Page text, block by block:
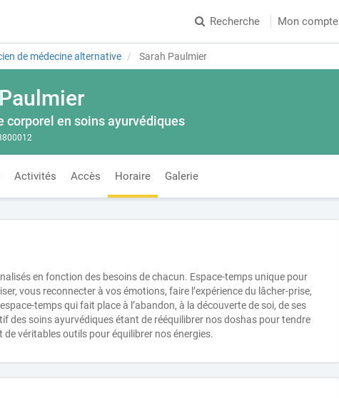
Recherche Mon compte
de médecine alternative Sarah Paulmier
corporel en soins ayurvédiques
Activités Accès Horaire Galerie
en fonction des besoins de chacun. Espace-temps unique pour
vous reconnecter à vos émotions, faire l’expérience du lâcher-prise,
temps qui fait place à l’abandon, à la découverte de soi, de ses
des soins ayurvédiques étant de rééquilibrer nos doshas pour tendre
véritables outils pour équilibrer nos énergies.